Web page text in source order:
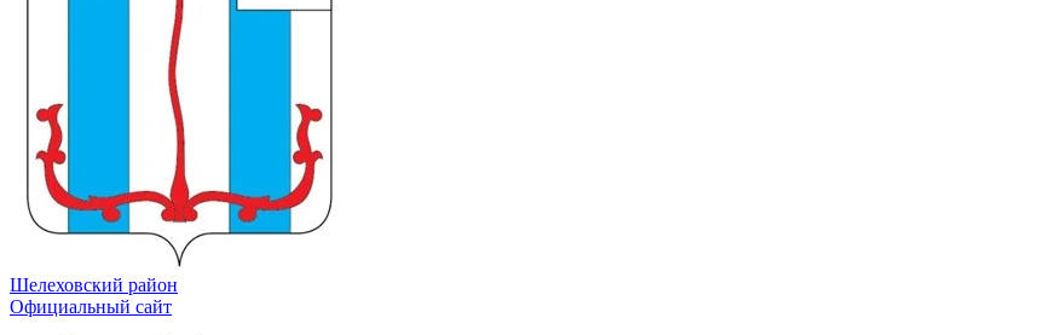
Шелеховский район
Официальный сайт